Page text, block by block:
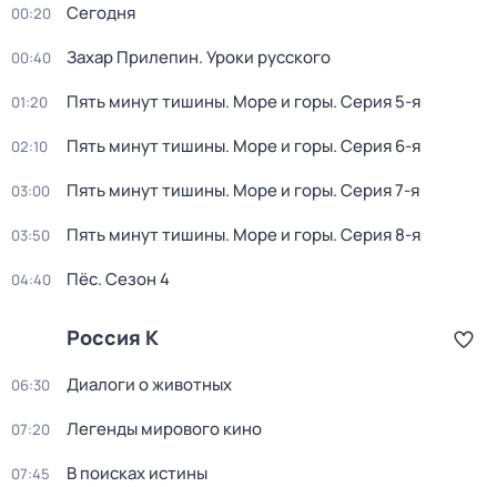
00:20 Сегодня
00:40 Захар Прилепин. Уроки русского
01:20 Пять минут тишины. Море и горы. Серия 5-я
02:10 Пять минут тишины. Море и горы. Серия 6-я
03:00 Пять минут тишины. Море и горы. Серия 7-я
03:50 Пять минут тишины. Море и горы. Серия 8-я
04:40 Пёс. Сезон 4
Россия К
06:30 Диалоги о животных
07:20 Легенды мирового кино
07:45 В поисках истины